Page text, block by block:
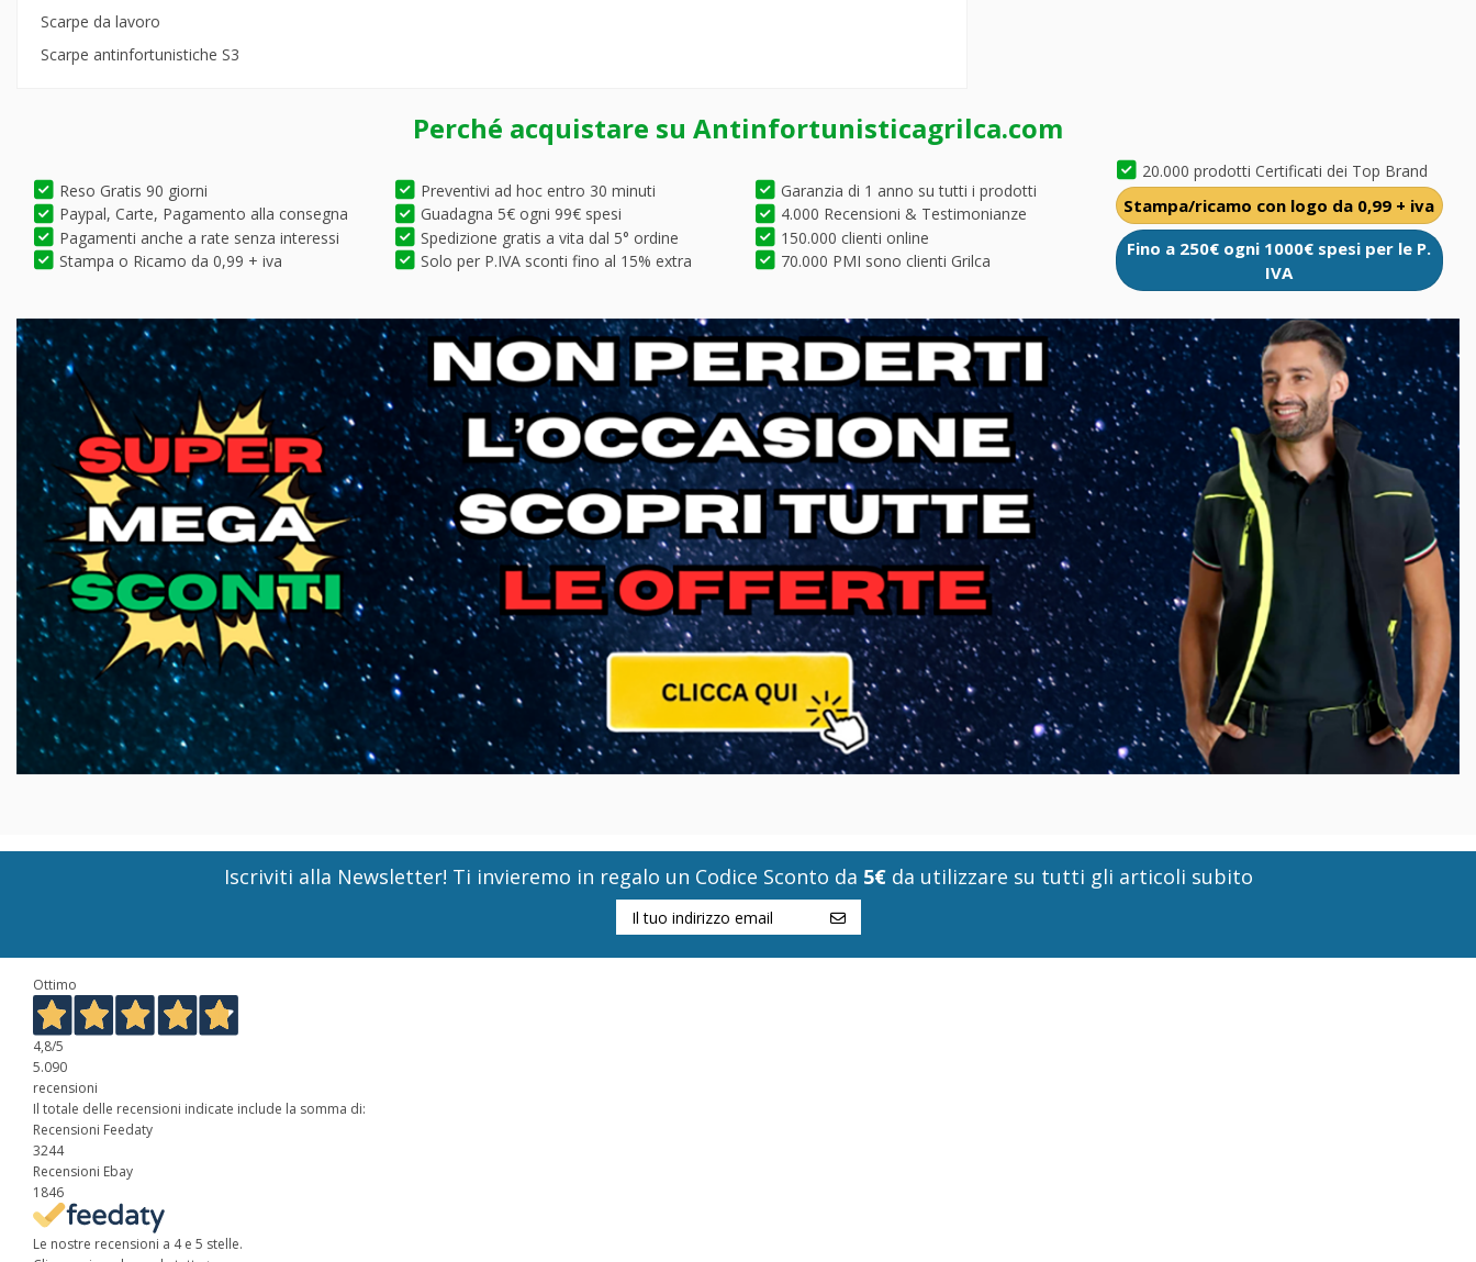
Scarpe da lavoro
Scarpe antinfortunistiche S3
Perché acquistare su Antinfortunisticagrilca.com
Reso Gratis 90 giorni
Paypal, Carte, Pagamento alla consegna
Pagamenti anche a rate senza interessi
Stampa o Ricamo da 0,99 + iva
Preventivi ad hoc entro 30 minuti
Guadagna 5€ ogni 99€ spesi
Spedizione gratis a vita dal 5° ordine
Solo per P.IVA sconti fino al 15% extra
Garanzia di 1 anno su tutti i prodotti
4.000 Recensioni & Testimonianze
150.000 clienti online
70.000 PMI sono clienti Grilca
20.000 prodotti Certificati dei Top Brand
Stampa/ricamo con logo da 0,99 + iva
Fino a 250€ ogni 1000€ spesi per le P.
IVA
Iscriviti alla Newsletter! Ti invieremo in regalo un Codice Sconto da 5€da utilizzare su tutti gli articoli subito
Ottimo
4,8/5
5.090
recensioni
Il totale delle recensioni indicate include la somma di:
Recensioni Feedaty
3244
Recensioni Ebay
1846
Le nostre recensioni a 4 e 5 stelle.